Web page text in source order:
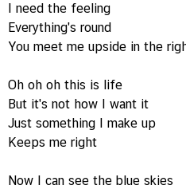
I need the feeling
Everything's round
You meet me upside in the
Oh oh oh this is life
But it's not how I want it
Just something I make up
Keeps me right
Now I can see the blue skies